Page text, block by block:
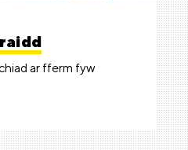
ar fferm fyw